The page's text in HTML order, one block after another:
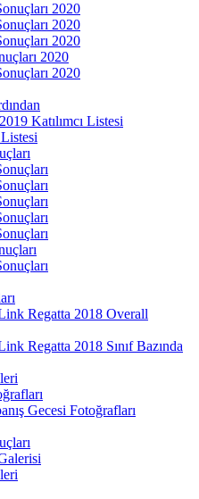
2020
2020
2020
2020
2020
Katılımcı Listesi
Listesi
Regatta 2018 Overall
Regatta 2018 Sınıf Bazında
Gecesi Fotoğrafları